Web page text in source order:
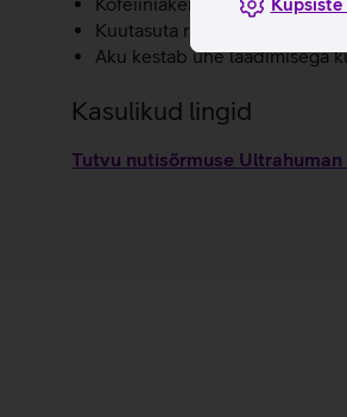
Küpsiste
Kuutasuta rakendus:
Aku kestab ühe laadimisega
Kasulikud lingid
Tutvu nutisõrmuse